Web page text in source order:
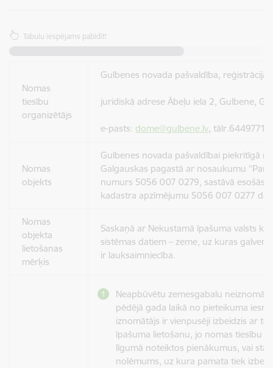
Tabulu iespējams pabīdīt!
Nomas
tiesību
organizētājs
Gulbenes novada pašvaldība,
juridiskā adrese Ābeļu iela 2, Gulbene,
e-pasts: dome@gulbene.lv, tālr.64497710
Nomas
objekts
Gulbenes novada pašvaldībai piekritīgā
Galgauskas pagastā ar nosaukumu
numurs 5056 007 0279, sastāvā esošās
kadastra apzīmējumu 5056 007 0277
Nomas
objekta
lietošanas
mērķis
Saskaņā ar Nekustamā īpašuma valsts
sistēmas datiem – zeme, uz kuras
ir lauksaimniecība.
Neapbūvētu zemesgabalu neiznomā
pēdējā gada laikā no pieteikuma
iznomātājs ir vienpusēji izbeidzis ar
īpašuma lietošanu, jo nomas tiesību
līgumā noteiktos pienākumus, vai
nolēmums, uz kura pamata tiek